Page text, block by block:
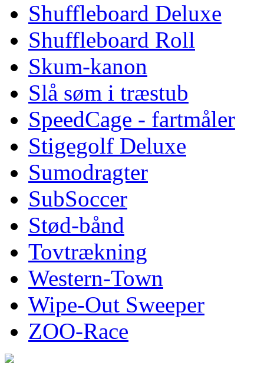
Shuffleboard Deluxe
Shuffleboard Roll
Skum-kanon
Slå søm i træstub
SpeedCage - fartmåler
Stigegolf Deluxe
Sumodragter
SubSoccer
Stød-bånd
Tovtrækning
Western-Town
Wipe-Out Sweeper
ZOO-Race